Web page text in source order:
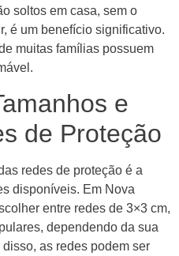
soltos em casa, sem o
é um benefício significativo.
muitas famílias possuem
e
de Proteção
redes de proteção é a
disponíveis. Em Nova
entre redes de 3×3 cm,
dependendo da sua
as redes podem ser